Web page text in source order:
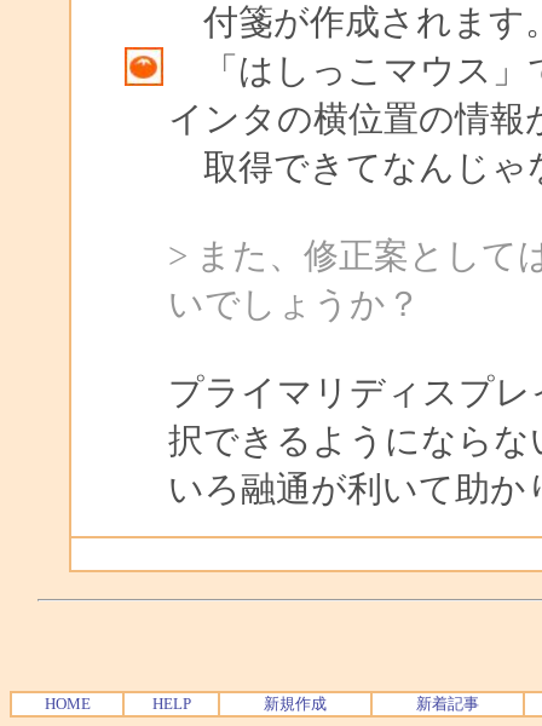
付箋が作成されます
「はしっこマウス」
インタの横位置の情報
取得できてなんじゃ
> また、修正案として
いでしょうか？
プライマリディスプ
択できるようになら
いろ融通が利いて助か
HOME HELP 新規作成 新着記事